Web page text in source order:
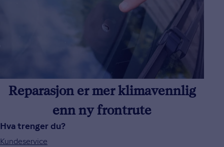
Reparasjon er mer klimavennlig
enn ny frontrute
Hva trenger du?
Kundeservice